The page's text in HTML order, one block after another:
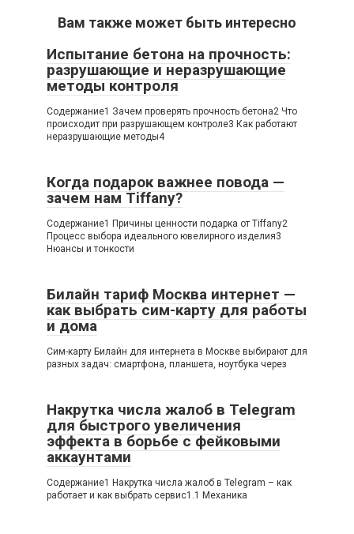
Вам также может быть интересно
Испытание бетона на прочность:
разрушающие и неразрушающие
методы контроля
Содержание1 Зачем проверять прочность бетона2 Что
происходит при разрушающем контроле3 Как работают
неразрушающие методы4
Когда подарок важнее повода —
зачем нам Tiffany?
Содержание1 Причины ценности подарка от Tiffany2
Процесс выбора идеального ювелирного изделия3
Нюансы и тонкости
Билайн тариф Москва интернет —
как выбрать сим-карту для работы
и дома
Сим-карту Билайн для интернета в Москве выбирают для
разных задач: смартфона, планшета, ноутбука через
Накрутка числа жалоб в Telegram
для быстрого увеличения
эффекта в борьбе с фейковыми
аккаунтами
Содержание1 Накрутка числа жалоб в Telegram – как
работает и как выбрать сервис1.1 Механика